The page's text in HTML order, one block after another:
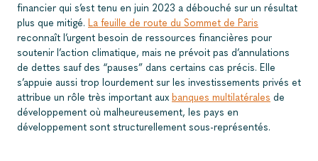
financier qui s’est tenu en juin 2023 a débouché sur un résultat
plus que mitigé. La feuille de route du Sommet de Paris
reconnaît l’urgent besoin de ressources financières pour
soutenir l’action climatique, mais ne prévoit pas d’annulations
de dettes sauf des “pauses” dans certains cas précis. Elle
s’appuie aussi trop lourdement sur les investissements privés et
attribue un rôle très important aux banques multilatérales de
développement où malheureusement, les pays en
développement sont structurellement sous-représentés.